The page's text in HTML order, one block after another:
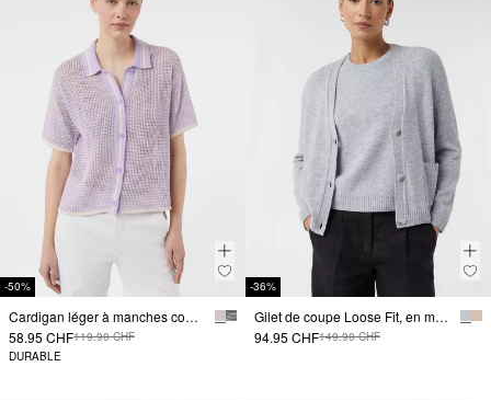
-50%
Cardigan léger à manches courtes et col polo
58.95 CHF119.90 CHF
DURABLE
-36%
Gilet de coupe Loose Fit, en maille de laine mélangée
94.95 CHF149.90 CHF